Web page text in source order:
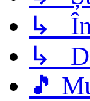
↳
↳
🎵